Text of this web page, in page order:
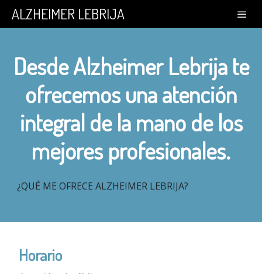
ALZHEIMER LEBRIJA
Desde Alzheimer Lebrija te
ofrecemos una atención
integral de la mano de los
mejores profesionales.
¿QUÉ ME OFRECE ALZHEIMER LEBRIJA?
Horario